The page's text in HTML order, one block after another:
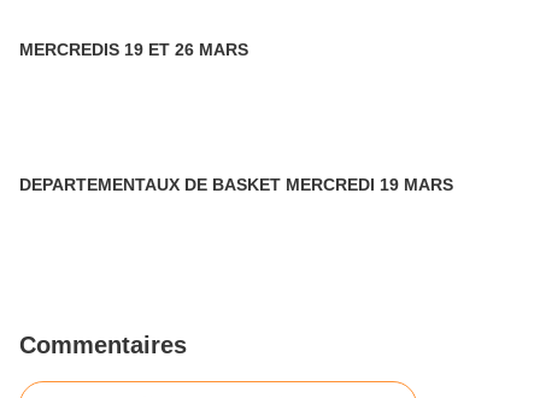
MERCREDIS 19 ET 26 MARS
DEPARTEMENTAUX DE BASKET MERCREDI 19 MARS
Commentaires